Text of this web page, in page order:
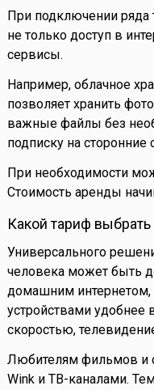
При подключении ряда
не только доступ в
сервисы.
Например, облачное
позволяет хранить
важные файлы без
подписку на сторонние
При необходимости
Стоимость аренды
Какой тариф выбрать
Универсального
человека может быть
домашним интернетом,
устройствами
скоростью,
Любителям фильмов и
Wink и ТВ-каналами.